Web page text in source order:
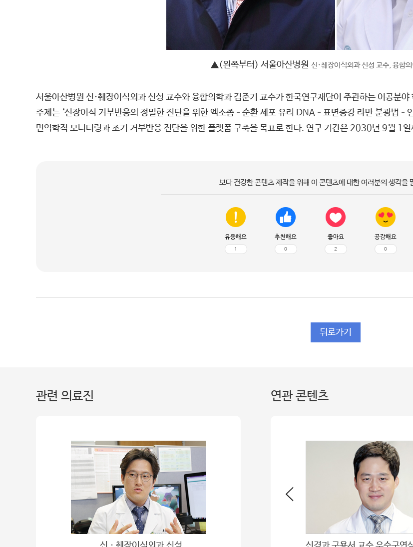
▲(왼쪽부터) 서울아산병원 신·췌장이식외과 신성 교수, 융합
서울아산병원 신·췌장이식외과 신성 교수와 융합의학과 김준기 교수가 한국연구재단이 주관하는 이공분
주제는 ‘신장이식 거부반응의 정밀한 진단을 위한 엑소좀–순환 세포 유리 DNA–표면증강 라만 분광법–
면역학적 모니터링과 조기 거부반응 진단을 위한 플랫폼 구축을 목표로 한다. 연구 기간은 2030년 9월 1
보다 건강한 콘텐츠 제작을 위해 이 콘텐츠에 대한 여러분의 생각을
유용해요
1
추천해요
0
좋아요
2
공감해요
0
뒤로가기
관련 의료진 연관 콘텐츠